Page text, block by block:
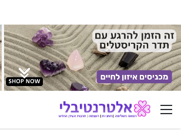
ניווט באתר